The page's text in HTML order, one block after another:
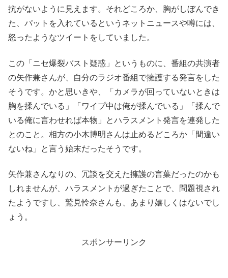
抗がないように見えます。それどころか、胸がしぼんでき
た、パットを入れているというネットニュースや噂には、
怒ったようなツイートをしていました。
この「ニセ爆裂バスト疑惑」というものに、番組の共演者
の矢作兼さんが、自分のラジオ番組で擁護する発言をした
そうです。かと思いきや、「カメラが回っていないときは
胸を揉んでいる」「ワイプ中は俺が揉んでいる」「揉んで
いる俺に言わせれば本物」とハラスメント発言を連発した
とのこと。相方の小木博明さんは止めるどころか「間違い
ないね」と言う始末だったそうです。
矢作兼さんなりの、冗談を交えた擁護の言葉だったのかも
しれませんが、ハラスメントが過ぎたことで、問題視され
たようですし、鷲見怜奈さんも、あまり嬉しくはないでし
ょう。
スポンサーリンク